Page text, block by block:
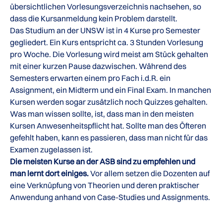
übersichtlichen Vorlesungsverzeichnis nachsehen, so
dass die Kursanmeldung kein Problem darstellt.
Das Studium an der UNSW ist in 4 Kurse pro Semester
gegliedert. Ein Kurs entspricht ca. 3 Stunden Vorlesung
pro Woche. Die Vorlesung wird meist am Stück gehalten
mit einer kurzen Pause dazwischen. Während des
Semesters erwarten einem pro Fach i.d.R. ein
Assignment, ein Midterm und ein Final Exam. In manchen
Kursen werden sogar zusätzlich noch Quizzes gehalten.
Was man wissen sollte, ist, dass man in den meisten
Kursen Anwesenheitspflicht hat. Sollte man des Öfteren
gefehlt haben, kann es passieren, dass man nicht für das
Examen zugelassen ist.
Die meisten Kurse an der ASB sind zu empfehlen und
man lernt dort einiges.Vor allem setzen die Dozenten auf
eine Verknüpfung von Theorien und deren praktischer
Anwendung anhand von Case-Studies und Assignments.